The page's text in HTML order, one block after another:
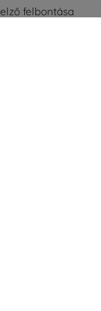
felbontása